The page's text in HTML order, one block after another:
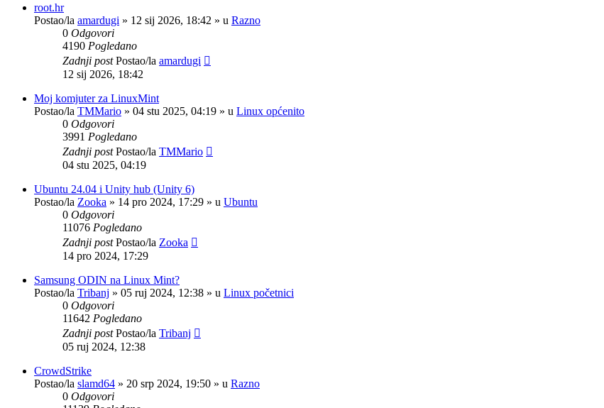
root.hr
Postao/la amardugi » 12 sij 2026, 18:42 » u Razno
0 Odgovori
4190 Pogledano
Zadnji postPostao/la amardugi
12 sij 2026, 18:42
Moj komjuter za LinuxMint
Postao/la TMMario » 04 stu 2025, 04:19 » u Linux općenito
0 Odgovori
3991 Pogledano
Zadnji postPostao/la TMMario
04 stu 2025, 04:19
Ubuntu 24.04 i Unity hub (Unity 6)
Postao/la Zooka » 14 pro 2024, 17:29 » u Ubuntu
0 Odgovori
11076 Pogledano
Zadnji postPostao/la Zooka
14 pro 2024, 17:29
Samsung ODIN na Linux Mint?
Postao/la Tribanj » 05 ruj 2024, 12:38 » u Linux početnici
0 Odgovori
11642 Pogledano
Zadnji postPostao/la Tribanj
05 ruj 2024, 12:38
CrowdStrike
Postao/la slamd64 » 20 srp 2024, 19:50 » u Razno
0 Odgovori